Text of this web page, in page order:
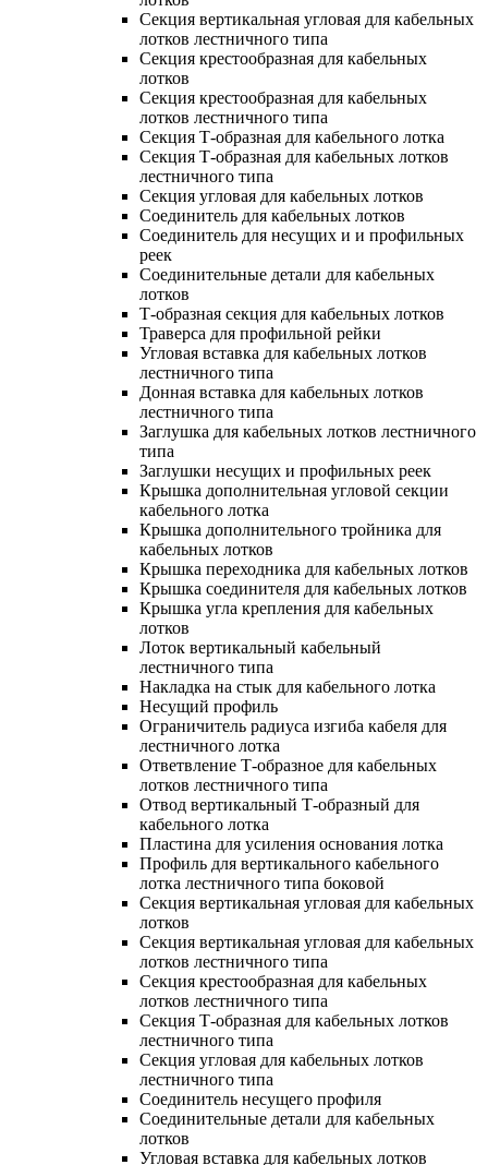
Секция вертикальная угловая для кабельных
лотков лестничного типа
Секция крестообразная для кабельных
лотков
Секция крестообразная для кабельных
лотков лестничного типа
Секция Т-образная для кабельного лотка
Секция Т-образная для кабельных лотков
лестничного типа
Секция угловая для кабельных лотков
Соединитель для кабельных лотков
Соединитель для несущих и и профильных
реек
Соединительные детали для кабельных
лотков
Т-образная секция для кабельных лотков
Траверса для профильной рейки
Угловая вставка для кабельных лотков
лестничного типа
Донная вставка для кабельных лотков
лестничного типа
Заглушка для кабельных лотков лестничного
типа
Заглушки несущих и профильных реек
Крышка дополнительная угловой секции
кабельного лотка
Крышка дополнительного тройника для
кабельных лотков
Крышка переходника для кабельных лотков
Крышка соединителя для кабельных лотков
Крышка угла крепления для кабельных
лотков
Лоток вертикальный кабельный
лестничного типа
Накладка на стык для кабельного лотка
Несущий профиль
Ограничитель радиуса изгиба кабеля для
лестничного лотка
Ответвление Т-образное для кабельных
лотков лестничного типа
Отвод вертикальный Т-образный для
кабельного лотка
Пластина для усиления основания лотка
Профиль для вертикального кабельного
лотка лестничного типа боковой
Секция вертикальная угловая для кабельных
лотков
Секция вертикальная угловая для кабельных
лотков лестничного типа
Секция крестообразная для кабельных
лотков лестничного типа
Секция Т-образная для кабельных лотков
лестничного типа
Секция угловая для кабельных лотков
лестничного типа
Соединитель несущего профиля
Соединительные детали для кабельных
лотков
Угловая вставка для кабельных лотков